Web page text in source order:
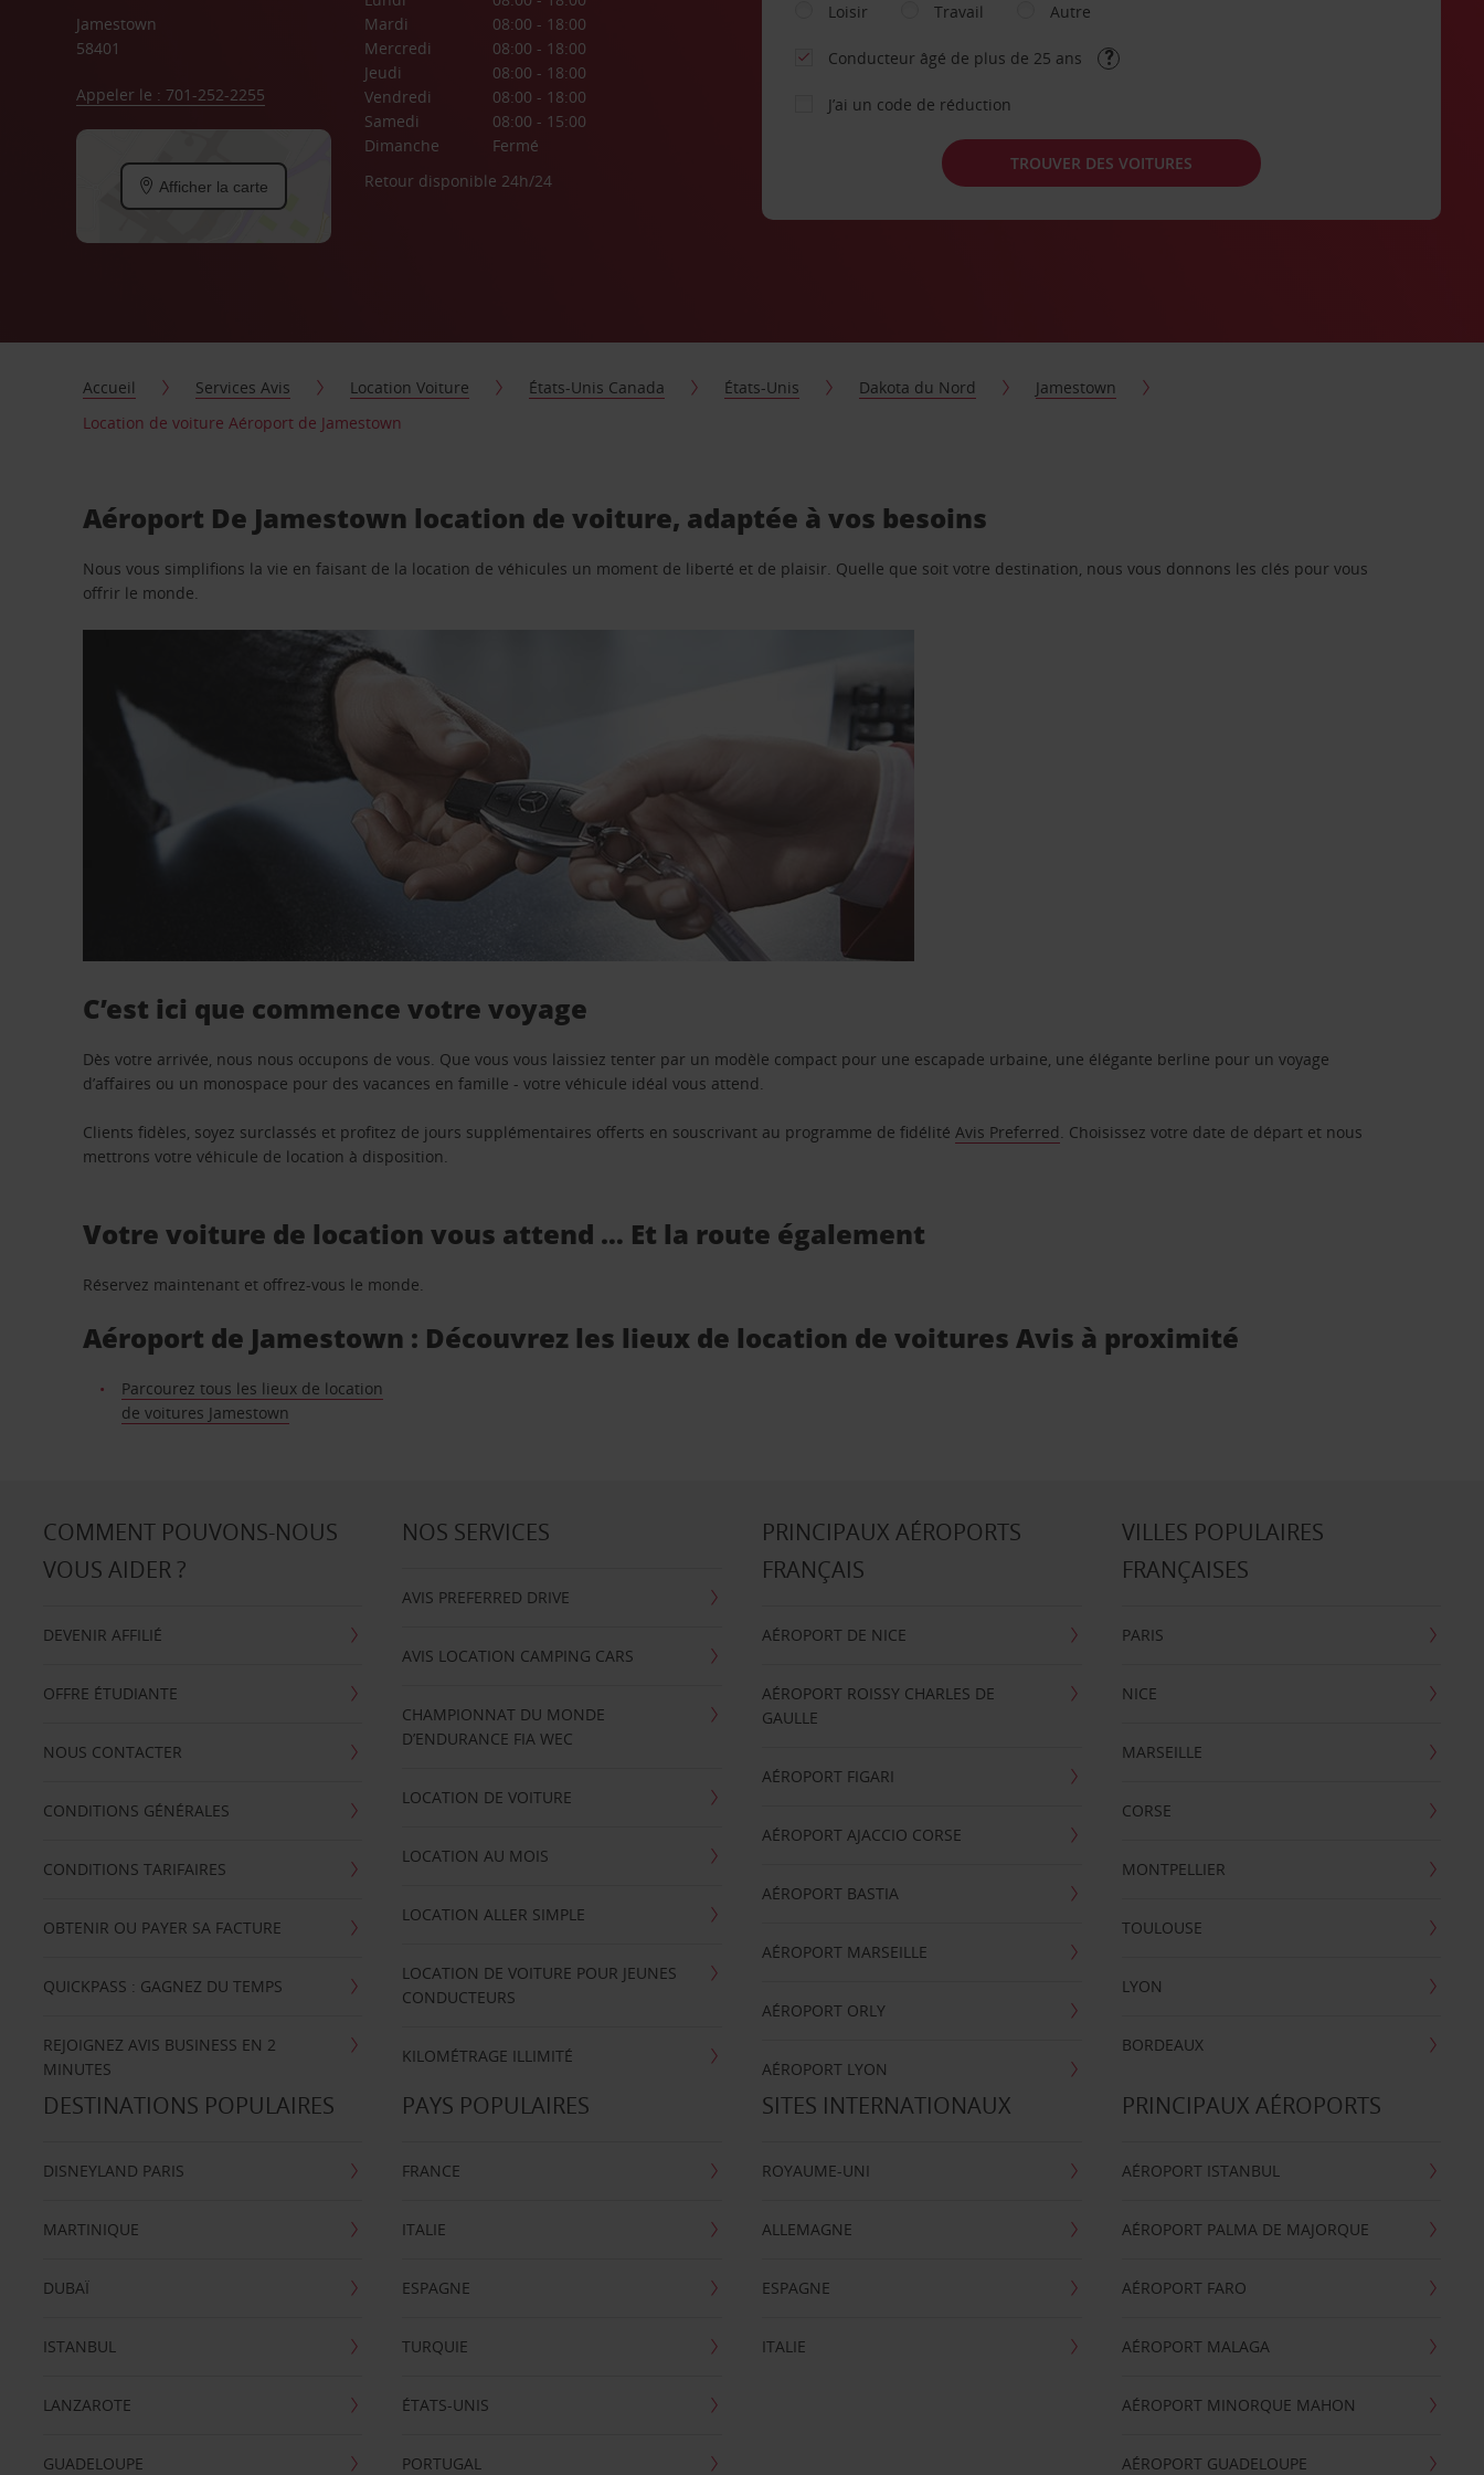
Jamestown
58401
Appeler le : 701-252-2255
Afficher la carte
Mardi
08:00 - 18:00
Mercredi
08:00 - 18:00
Jeudi
08:00 - 18:00
Vendredi
08:00 - 18:00
Samedi
08:00 - 15:00
Dimanche
Fermé
Retour disponible 24h/24
Loisir
Travail Autre
Conducteur âgé de plus de 25 ans
J’ai un code de réduction
TROUVER DES VOITURES
Accueil Services Avis Location Voiture États-Unis Canada États-Unis Dakota du Nord
Jamestown
Location de voiture Aéroport de Jamestown
Aéroport De Jamestown location de voiture, adaptée à vos besoins
Nous vous simplifions la vie en faisant de la location de véhicules un moment de liberté et de plaisir. Quelle que soit votre destination, nous vous donnons les clés pour vous
offrir le monde.
C’est ici que commence votre voyage
Dès votre arrivée, nous nous occupons de vous. Que vous vous laissiez tenter par un modèle compact pour une escapade urbaine, une élégante berline pour un voyage
d’affaires ou un monospace pour des vacances en famille - votre véhicule idéal vous attend.
Clients fidèles, soyez surclassés et profitez de jours supplémentaires offerts en souscrivant au programme de fidélitéAvis Preferred. Choisissez votre date de départ et nous
mettrons votre véhicule de location à disposition.
Votre voiture de location vous attend … Et la route également
Réservez maintenant et offrez-vous le monde.
Aéroport de Jamestown : Découvrez les lieux de location de voitures Avis à proximité
Parcourez tous les lieux de location
de voitures Jamestown
COMMENT POUVONS-NOUS
VOUS AIDER ?
DEVENIR AFFILIÉ
OFFRE ÉTUDIANTE
NOUS CONTACTER
CONDITIONS GÉNÉRALES
CONDITIONS TARIFAIRES
OBTENIR OU PAYER SA FACTURE
QUICKPASS : GAGNEZ DU TEMPS
REJOIGNEZ AVIS BUSINESS EN 2
MINUTES
NOS SERVICES
AVIS PREFERRED DRIVE
AVIS LOCATION CAMPING CARS
CHAMPIONNAT DU MONDE
D’ENDURANCE FIA WEC
LOCATION DE VOITURE
LOCATION AU MOIS
LOCATION ALLER SIMPLE
LOCATION DE VOITURE POUR JEUNES
CONDUCTEURS
KILOMÉTRAGE ILLIMITÉ
PRINCIPAUX AÉROPORTS
FRANÇAIS
AÉROPORT DE NICE
AÉROPORT ROISSY CHARLES DE
GAULLE
AÉROPORT FIGARI
AÉROPORT AJACCIO CORSE
AÉROPORT BASTIA
AÉROPORT MARSEILLE
AÉROPORT ORLY
AÉROPORT LYON
VILLES POPULAIRES
FRANÇAISES
PARIS
NICE
MARSEILLE
CORSE
MONTPELLIER
TOULOUSE
LYON
BORDEAUX
DESTINATIONS POPULAIRES
DISNEYLAND PARIS
MARTINIQUE
DUBAÏ
ISTANBUL
LANZAROTE
GUADELOUPE
PAYS POPULAIRES
FRANCE
ITALIE
ESPAGNE
TURQUIE
ÉTATS-UNIS
PORTUGAL
SITES INTERNATIONAUX
ROYAUME-UNI
ALLEMAGNE
ESPAGNE
ITALIE
PRINCIPAUX AÉROPORTS
AÉROPORT ISTANBUL
AÉROPORT PALMA DE MAJORQUE
AÉROPORT FARO
AÉROPORT MALAGA
AÉROPORT MINORQUE MAHON
AÉROPORT GUADELOUPE